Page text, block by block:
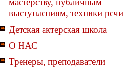
мастерству, публичным
выступлениям, техники речи
Детская актерская школа
О НАС
Тренеры, преподаватели